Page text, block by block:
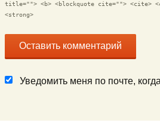
title=""> <b> <blockquote cite=""> <cite>
<strong>
Уведомить меня по почте,